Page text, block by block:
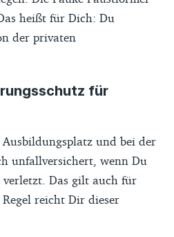
heißt für Dich: Du
der privaten
für
und bei der
unfallversichert, wenn Du
Das gilt auch für
reicht Dir dieser